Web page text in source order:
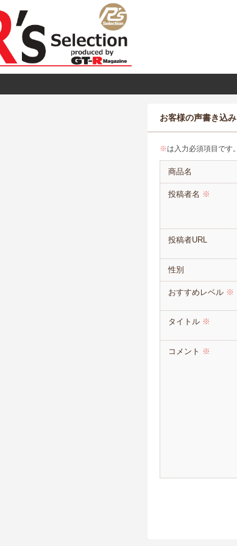
お客様の声書き込み
※は入力必須項目です。
商品名
投稿者名 ※
投稿者URL
性別
おすすめレベル ※
タイトル ※
コメント ※